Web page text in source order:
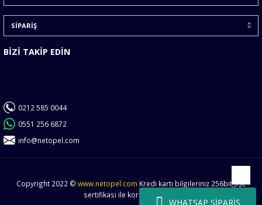
WHATSAP SİPARİŞ
SİPARİŞ
BİZİ TAKİP EDİN
0212 585 0044
0551 256 6872
info@netopel.com
Copyright 2022 © www.netopel.com Kredi kartı bilgileriniz 256bit SSL
sertifikası ile korunmaktadır.
Yukarı